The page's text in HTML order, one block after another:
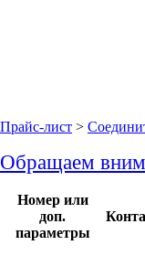
Прайс-лист >
Обращаем
Номер или
доп.
параметры